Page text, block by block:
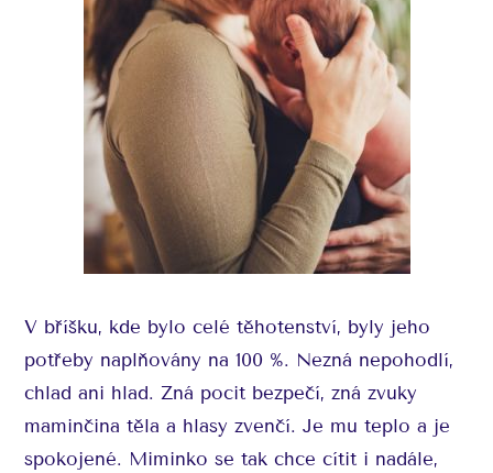
V bříšku, kde bylo celé těhotenství, byly jeho
potřeby naplňovány na 100 %. Nezná nepohodlí,
chlad ani hlad. Zná pocit bezpečí, zná zvuky
maminčina těla a hlasy zvenčí. Je mu teplo a je
spokojené. Miminko se tak chce cítit i nadále,